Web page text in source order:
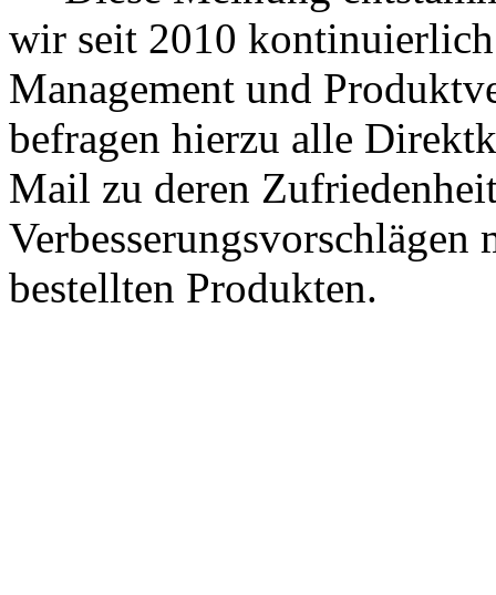
wir seit 2010
Management und
befragen hierzu alle
Mail zu deren
bestellten Produkten.